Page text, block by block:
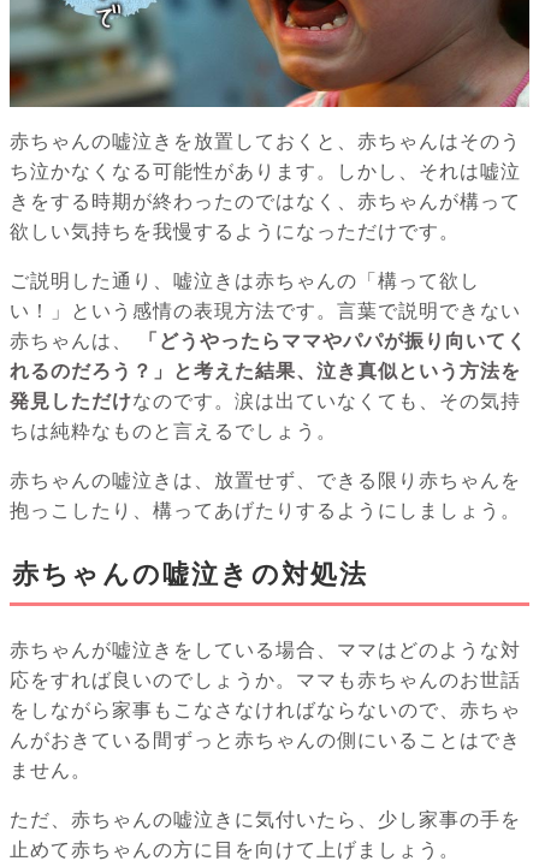
赤ちゃんの嘘泣きを放置しておくと、赤ちゃんはそのう
ち泣かなくなる可能性があります。しかし、それは嘘泣
きをする時期が終わったのではなく、赤ちゃんが構って
欲しい気持ちを我慢するようになっただけです。
ご説明した通り、嘘泣きは赤ちゃんの「構って欲し
い！」という感情の表現方法です。言葉で説明できない
赤ちゃんは、
「どうやったらママやパパが振り向いてく
れるのだろう？」と考えた結果、泣き真似という方法を
発見しただけなのです。涙は出ていなくても、その気持
ちは純粋なものと言えるでしょう。
赤ちゃんの嘘泣きは、放置せず、できる限り赤ちゃんを
抱っこしたり、構ってあげたりするようにしましょう。
赤ちゃんの嘘泣きの対処法
赤ちゃんが嘘泣きをしている場合、ママはどのような対
応をすれば良いのでしょうか。ママも赤ちゃんのお世話
をしながら家事もこなさなければならないので、赤ちゃ
んがおきている間ずっと赤ちゃんの側にいることはでき
ません。
ただ、赤ちゃんの嘘泣きに気付いたら、少し家事の手を
止めて赤ちゃんの方に目を向けて上げましょう。